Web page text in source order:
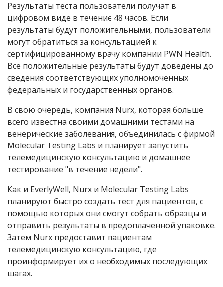
Результаты теста пользователи получат в
цифровом виде в течение 48 часов. Если
результаты будут положительными, пользователи
могут обратиться за консультацией к
сертифицированному врачу компании PWN Health.
Все положительные результаты будут доведены до
сведения соответствующих уполномоченных
федеральных и государственных органов.
В свою очередь, компания Nurx, которая больше
всего известна своими домашними тестами на
венерические заболевания, объединилась с фирмой
Molecular Testing Labs и планирует запустить
телемедицинскую консультацию и домашнее
тестирование "в течение недели".
Как и EverlyWell, Nurx и Molecular Testing Labs
планируют быстро создать тест для пациентов, с
помощью которых они смогут собрать образцы и
отправить результаты в предоплаченной упаковке.
Затем Nurx предоставит пациентам
телемедицинскую консультацию, где
проинформирует их о необходимых последующих
шагах.